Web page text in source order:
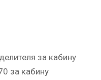
за кабину
за кабину